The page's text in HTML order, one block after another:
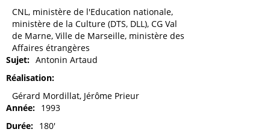
CNL, ministère de l'Education nationale,
ministère de la Culture (DTS, DLL), CG Val
de Marne, Ville de Marseille, ministère des
Affaires étrangères
Sujet
Antonin Artaud
Réalisation
Gérard Mordillat, Jérôme Prieur
Année
1993
Durée
180'